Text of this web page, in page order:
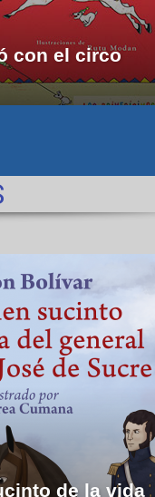
con el circo
de la vida